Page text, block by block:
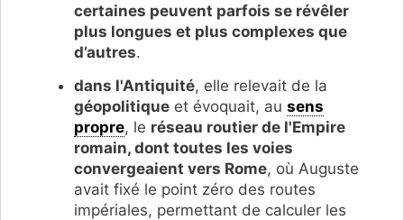
certaines peuvent parfois se révêler
plus longues et plus complexes que
d’autres.
dans l'Antiquité, elle relevait de la
géopolitique et évoquait, au sens
propre, le réseau routier de l'Empire
romain, dont toutes les voies
convergeaient vers Rome, où Auguste
avait fixé le point zéro des routes
impériales, permettant de calculer les